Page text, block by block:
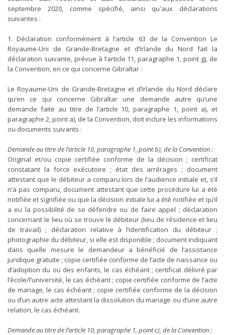
septembre 2020, comme spécifié, ainsi qu'aux déclarations
suivantes :
1. Déclaration conformément à l’article 63 de la Convention Le
Royaume-Uni de Grande-Bretagne et d’Irlande du Nord fait la
déclaration suivante, prévue à l’article 11, paragraphe 1, point g), de
la Convention, en ce qui concerne Gibraltar :
Le Royaume-Uni de Grande-Bretagne et d’Irlande du Nord déclare
qu’en ce qui concerne Gibraltar une demande autre qu’une
demande faite au titre de l’article 10, paragraphe 1, point a), et
paragraphe 2, point a), de la Convention, doit inclure les informations
ou documents suivants :
Demande au titre de l’article 10, paragraphe 1, point b), de la Convention :
Original et/ou copie certifiée conforme de la décision ; certificat
constatant la force exécutoire ; état des arrérages ; document
attestant que le débiteur a comparu lors de l’audience initiale et, s’il
n’a pas comparu, document attestant que cette procédure lui a été
notifiée et signifiée ou que la décision initiale lui a été notifiée et qu’il
a eu la possibilité de se défendre ou de faire appel ; déclaration
concernant le lieu où se trouve le débiteur (lieu de résidence et lieu
de travail) ; déclaration relative à l’identification du débiteur ;
photographie du débiteur, si elle est disponible ; document indiquant
dans quelle mesure le demandeur a bénéficié de l’assistance
juridique gratuite ; copie certifiée conforme de l’acte de naissance ou
d’adoption du ou des enfants, le cas échéant ; certificat délivré par
l’école/l’université, le cas échéant ; copie certifiée conforme de l’acte
de mariage, le cas échéant ; copie certifiée conforme de la décision
ou d’un autre acte attestant la dissolution du mariage ou d’une autre
relation, le cas échéant.
Demande au titre de l’article 10, paragraphe 1, point c), de la Convention :